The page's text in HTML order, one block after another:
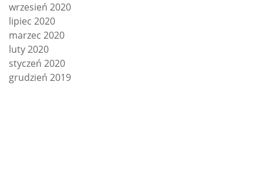
wrzesień 2020
lipiec 2020
marzec 2020
luty 2020
styczeń 2020
grudzień 2019